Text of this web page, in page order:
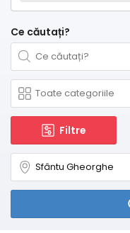
Ce căutați?
Filtre